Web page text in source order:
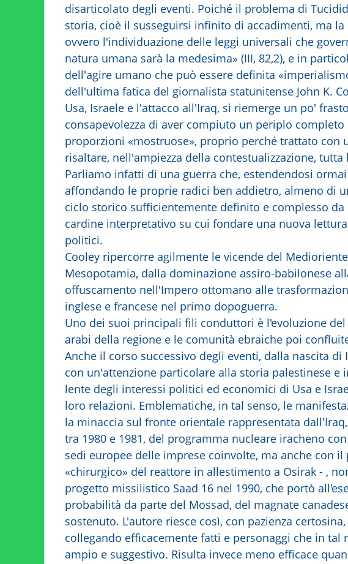
disarticolato degli eventi. Poiché il problema di
storia, cioè il susseguirsi infinito di accadimenti, ma
ovvero l'individuazione delle leggi universali che
natura umana sarà la medesima» (III, 82,2), e in
dell'agire umano che può essere definita
dell'ultima fatica del giornalista statunitense John K.
Usa, Israele e l'attacco all'Iraq, si riemerge un po'
consapevolezza di aver compiuto un periplo
proporzioni «mostruose», proprio perché trattato con
risaltare, nell'ampiezza della contestualizzazione, tutta
Parliamo infatti di una guerra che, estendendosi
affondando le proprie radici ben addietro, almeno di
ciclo storico sufficientemente definito e complesso
cardine interpretativo su cui fondare una nuova
politici.
Cooley ripercorre agilmente le vicende del
Mesopotamia, dalla dominazione assiro-babilonese
offuscamento nell'Impero ottomano alle
inglese e francese nel primo dopoguerra.
Uno dei suoi principali fili conduttori è l'evoluzione
arabi della regione e le comunità ebraiche poi
Anche il corso successivo degli eventi, dalla nascita di
con un'attenzione particolare alla storia palestinese e
lente degli interessi politici ed economici di Usa e
loro relazioni. Emblematiche, in tal senso, le
la minaccia sul fronte orientale rappresentata
tra 1980 e 1981, del programma nucleare iracheno
sedi europee delle imprese coinvolte, ma anche con
«chirurgico» del reattore in allestimento a Osirak - ,
progetto missilistico Saad 16 nel 1990, che portò
probabilità da parte del Mossad, del magnate
sostenuto. L'autore riesce così, con pazienza
collegando efficacemente fatti e personaggi che in
ampio e suggestivo. Risulta invece meno efficace